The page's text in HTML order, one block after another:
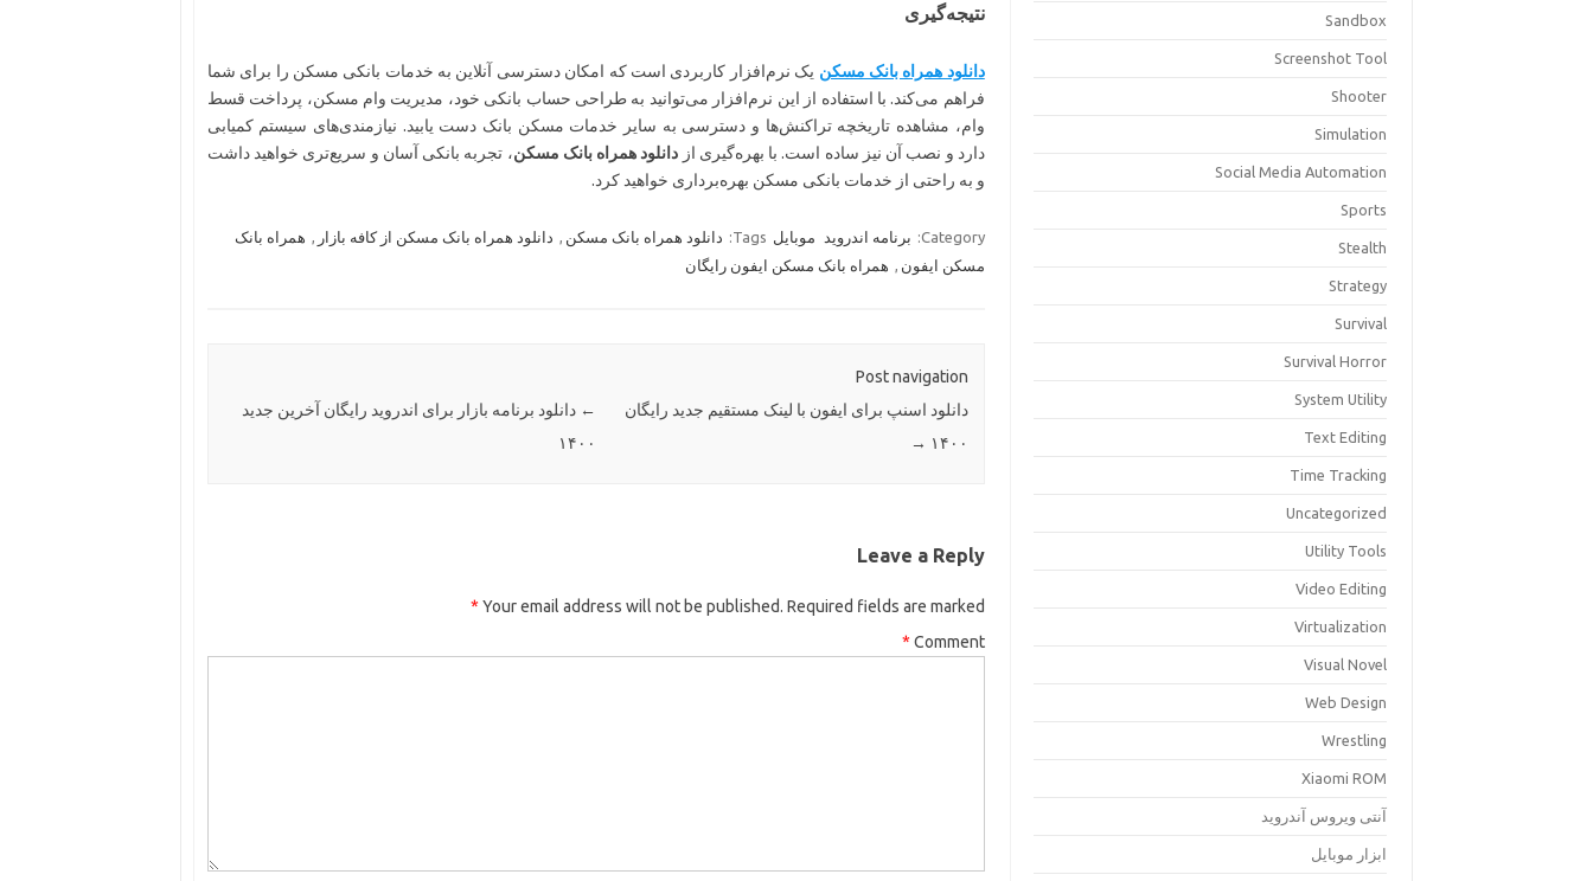
نتیجه‌گیری
دانلود همراه بانک مسکن یک نرم‌افزار کاربردی است که امکان دسترسی آنلاین به خدمات بانکی مسکن را برای شما
فراهم می‌کند. با استفاده از این نرم‌افزار می‌توانید به طراحی حساب بانکی خود، مدیریت وام مسکن، پرداخت قسط
وام، مشاهده تاریخچه تراکنش‌ها و دسترسی به سایر خدمات مسکن بانک دست یابید. نیازمندی‌های سیستم کمیابی
دارد و نصب آن نیز ساده است. با بهره‌گیری از دانلود همراه بانک مسکن، تجربه بانکی آسان و سریع‌تری خواهید داشت
و به راحتی از خدمات بانکی مسکن بهره‌برداری خواهید کرد.
Category: برنامه اندروید موبایل Tags: دانلود همراه بانک مسکن دانلود همراه بانک مسکن از کافه بازار
همراه بانک
مسکن ایفون
همراه بانک مسکن ایفون رایگان
Post navigation
← دانلود برنامه بازار برای اندروید رایگان آخرین جدید
۱۴۰۰
دانلود اسنپ برای ایفون با لینک مستقیم جدید رایگان
۱۴۰۰ →
Leave a Reply
Your email address will not be published. Required fields are marked
*
Comment
*
Sandbox
Screenshot Tool
Shooter
Simulation
Social Media Automation
Sports
Stealth
Strategy
Survival
Survival Horror
System Utility
Text Editing
Time Tracking
Uncategorized
Utility Tools
Video Editing
Virtualization
Visual Novel
Web Design
Wrestling
Xiaomi ROM
آنتی ویروس آندروید
ابزار موبایل